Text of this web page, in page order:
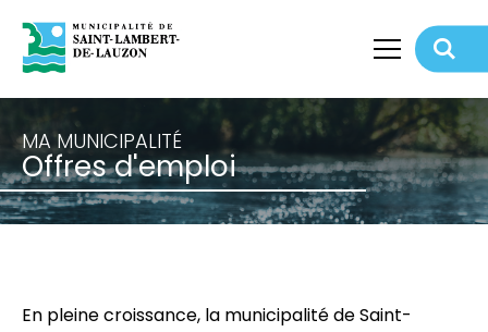
Retour
MA MUNICIPALITÉ
Offres d'emploi
En pleine croissance, la municipalité de Saint-